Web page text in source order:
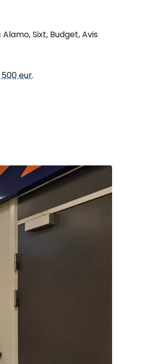
Alamo, Sixt, Budget, Avis
500 eur.